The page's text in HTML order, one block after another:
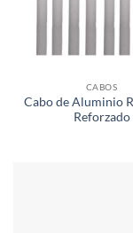
CABOS
Cabo de Aluminio
Reforzado